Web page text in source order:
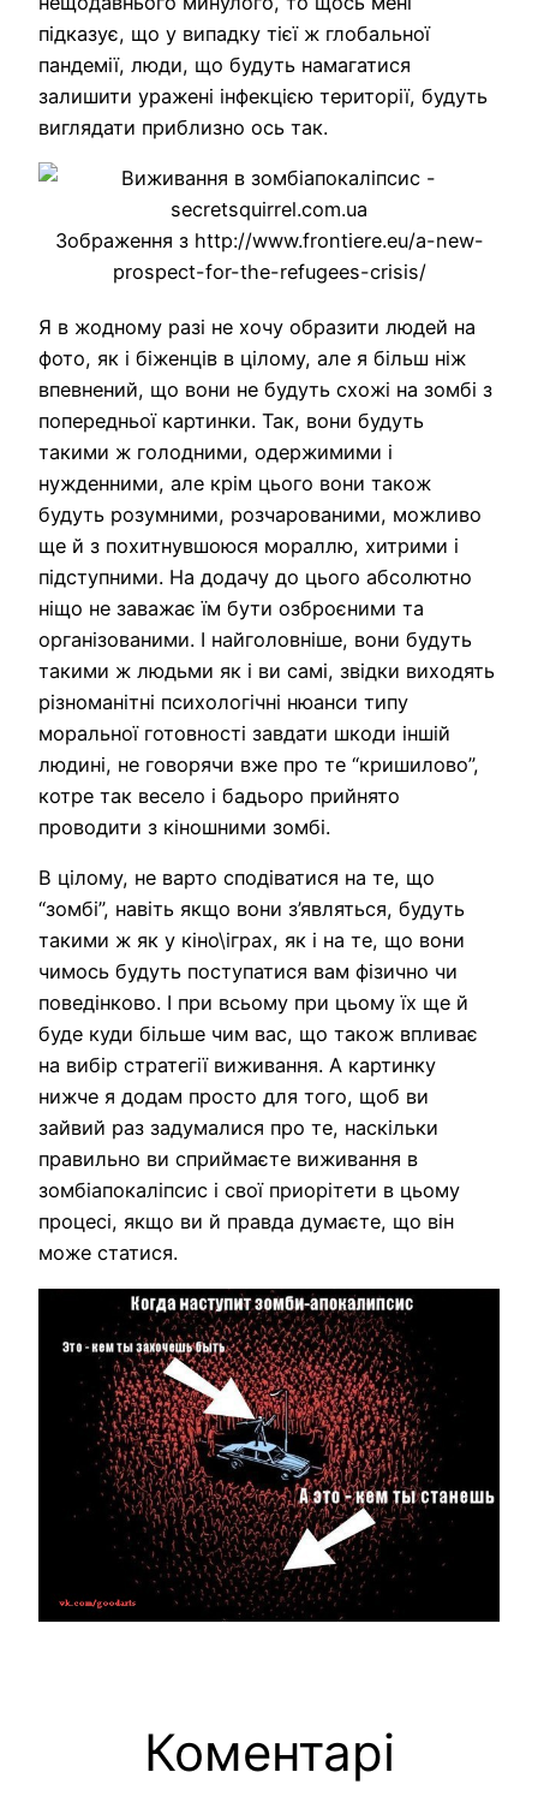
підказує, що у випадку тієї ж глобальної
пандемії, люди, що будуть намагатися
залишити уражені інфекцією території, будуть
виглядати приблизно ось так.
Зображення з http://www.frontiere.eu/a-new-
prospect-for-the-refugees-crisis/
Я в жодному разі не хочу образити людей на
фото, як і біженців в цілому, але я більш ніж
впевнений, що вони не будуть схожі на зомбі з
попередньої картинки. Так, вони будуть
такими ж голодними, одержимими і
нужденними, але крім цього вони також
будуть розумними, розчарованими, можливо
ще й з похитнувшоюся мораллю, хитрими і
підступними. На додачу до цього абсолютно
ніщо не заважає їм бути озброєними та
організованими. І найголовніше, вони будуть
такими ж людьми як і ви самі, звідки виходять
різноманітні психологічні нюанси типу
моральної готовності завдати шкоди іншій
людині, не говорячи вже про те “кришилово”,
котре так весело і бадьоро прийнято
проводити з кіношними зомбі.
В цілому, не варто сподіватися на те, що
“зомбі”, навіть якщо вони з’являться, будуть
такими ж як у кіно\іграх, як і на те, що вони
чимось будуть поступатися вам фізично чи
поведінково. І при всьому при цьому їх ще й
буде куди більше чим вас, що також впливає
на вибір стратегії виживання. А картинку
нижче я додам просто для того, щоб ви
зайвий раз задумалися про те, наскільки
правильно ви сприймаєте виживання в
зомбіапокаліпсис і свої приорітети в цьому
процесі, якщо ви й правда думаєте, що він
може статися.
Коментарі